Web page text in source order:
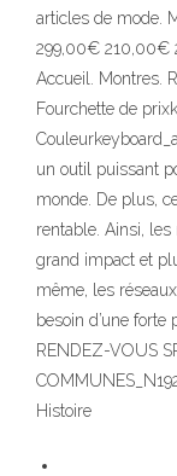
articles de mode.
299,00€ 210,00€
Accueil. Montres.
Fourchette de
un outil puissant
monde. De plus,
rentable. Ainsi,
grand impact et
même, les
besoin d’une
RENDEZ-VOUS
Histoire